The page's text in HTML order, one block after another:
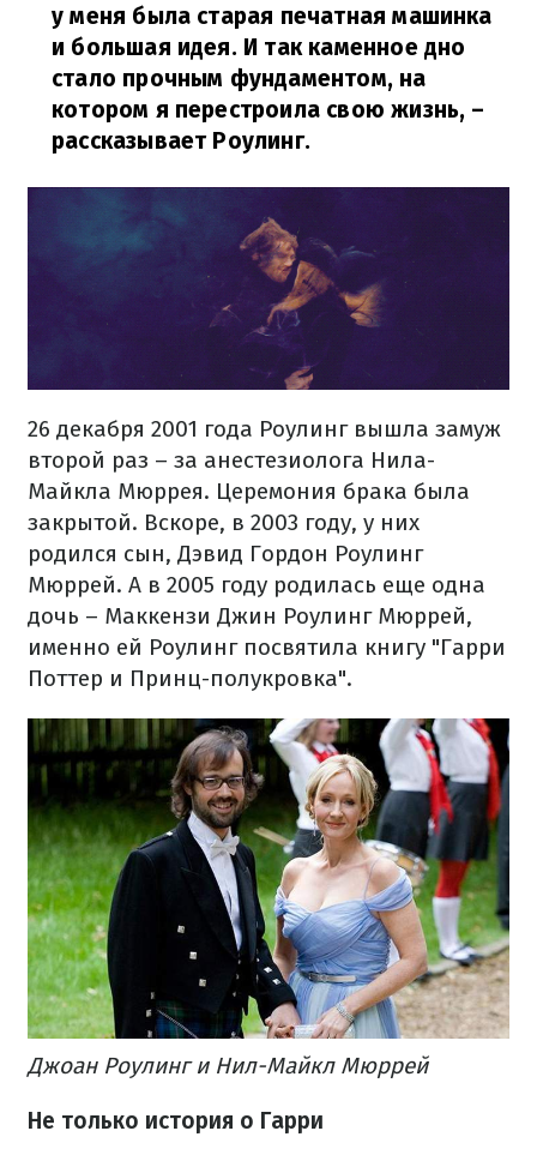
у меня была старая печатная машинка
и большая идея. И так каменное дно
стало прочным фундаментом, на
котором я перестроила свою жизнь, –
рассказывает Роулинг.
26 декабря 2001 года Роулинг вышла замуж
второй раз – за анестезиолога Нила-
Майкла Мюррея. Церемония брака была
закрытой. Вскоре, в 2003 году, у них
родился сын, Дэвид Гордон Роулинг
Мюррей. А в 2005 году родилась еще одна
дочь – Маккензи Джин Роулинг Мюррей,
именно ей Роулинг посвятила книгу "Гарри
Поттер и Принц-полукровка".
Джоан Роулинг и Нил-Майкл Мюррей
Не только история о Гарри